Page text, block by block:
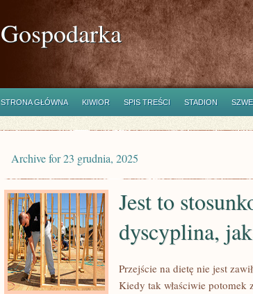
Gospodarka
STRONA GŁÓWNA KIWIOR SPIS TREŚCI STADION
Archive for 23 grudnia, 2025
Jest to
dyscyplina,
Przejście na dietę nie jest
Kiedy tak właściwie potomek